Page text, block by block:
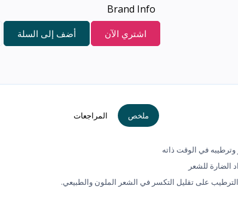
Brand Info
اشتري الآن أضف إلى السلة
ملخص المراجعات
وترطيبه في الوقت ذاته
الضارة للشعر
على تقليل التكسر في الشعر الملون والطبيعي.